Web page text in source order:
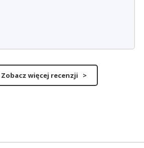
Zobacz więcej recenzji >